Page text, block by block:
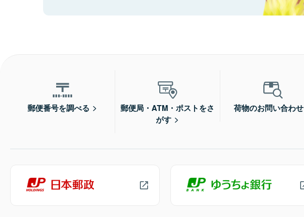
郵便番号を調べる
郵便局・ATM・ポストをさ
がす
荷物のお問い合わせ